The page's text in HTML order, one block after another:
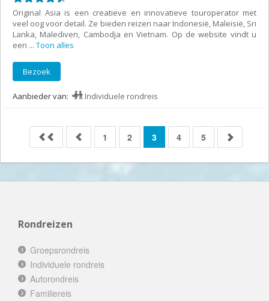
Original Asia is een creatieve en innovatieve touroperator met
veel oog voor detail. Ze bieden reizen naar Indonesië, Maleisië, Sri
Lanka, Malediven, Cambodja en Vietnam. Op de website vindt u
een ... Toon alles
Bezoek
Aanbieder van: Individuele rondreis
1 2 3 4 5
Rondreizen
Groepsrondreis
Individuele rondreis
Autorondreis
Familiereis